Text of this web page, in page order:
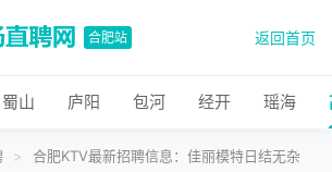
合肥站 返回首页
蜀山 庐阳 包河 经开 瑶海
>
合肥KTV最新招聘信息：佳丽模特日结无杂